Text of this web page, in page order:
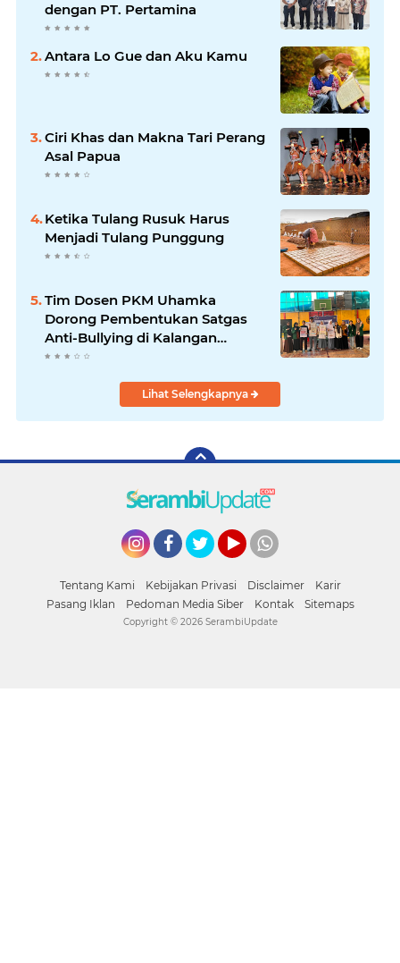
dengan PT. Pertamina
Antara Lo Gue dan Aku Kamu
Ciri Khas dan Makna Tari Perang
Asal Papua
Ketika Tulang Rusuk Harus
Menjadi Tulang Punggung
Tim Dosen PKM Uhamka
Dorong Pembentukan Satgas
Anti-Bullying di Kalangan
Remaja
Lihat Selengkapnya
Tentang Kami Kebijakan Privasi Disclaimer
Karir
Pasang Iklan
Pedoman Media Siber Kontak Sitemaps
Copyright © 2026 SerambiUpdate